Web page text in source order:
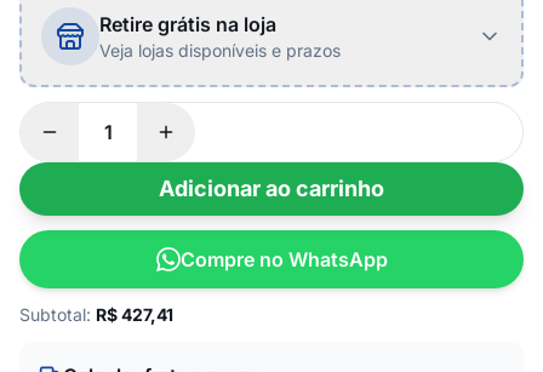
Retire grátis na loja
Veja lojas disponíveis e prazos
Adicionar ao carrinho
Compre no WhatsApp
Subtotal: R$427,41